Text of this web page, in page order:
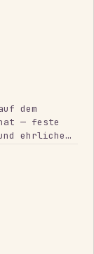
dem
— feste
ehrliche